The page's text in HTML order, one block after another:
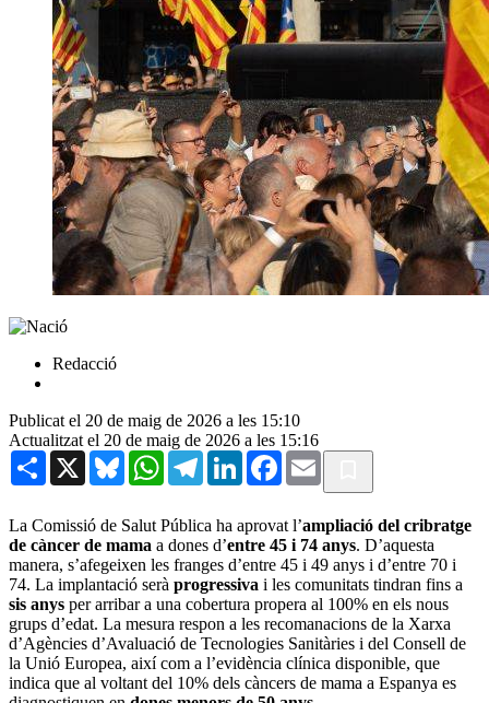
Redacció
Publicat el 20 de maig de 2026 a les 15:10
Actualitzat el 20 de maig de 2026 a les 15:16
Share X BlueskyWhatsAppTelegramLinkedInFacebook
Email
La Comissió de Salut Pública ha aprovat l’ampliació del cribratge
de càncer de mama a dones d’entre 45 i 74 anys. D’aquesta
manera, s’afegeixen les franges d’entre 45 i 49 anys i d’entre 70 i
74. La implantació serà progressiva i les comunitats tindran fins a
sis anys per arribar a una cobertura propera al 100% en els nous
grups d’edat. La mesura respon a les recomanacions de la Xarxa
d’Agències d’Avaluació de Tecnologies Sanitàries i del Consell de
la Unió Europea, així com a l’evidència clínica disponible, que
indica que al voltant del 10% dels càncers de mama a Espanya es